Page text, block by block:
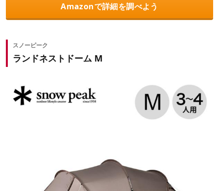
Amazonで詳細を調べよう
スノーピーク
ランドネストドーム M